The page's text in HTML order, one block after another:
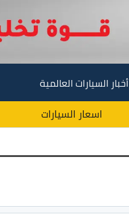
أخبار السيارات العالمية
اسعار السيارات